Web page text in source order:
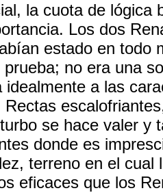
la cuota de lógica
Los dos
estado en todo
no era una
idealmente a las
se hace valer y
donde es
terreno en el cual
eficaces que los